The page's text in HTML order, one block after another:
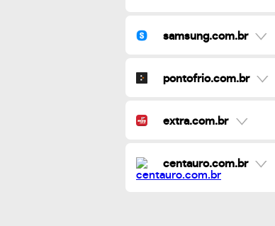
samsung.com.br
pontofrio.com.br
extra.com.br
centauro.com.br